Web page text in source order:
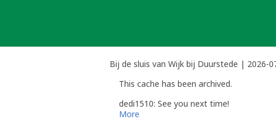
Bij de sluis van Wijk bij Duurstede | 2026-
This cache has been archived.
dedi1510: See you next time!
More